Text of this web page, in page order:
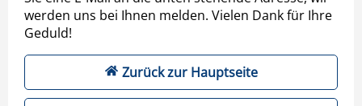
werden uns bei Ihnen melden. Vielen Dank für Ihre
Geduld!
Zurück zur Hauptseite